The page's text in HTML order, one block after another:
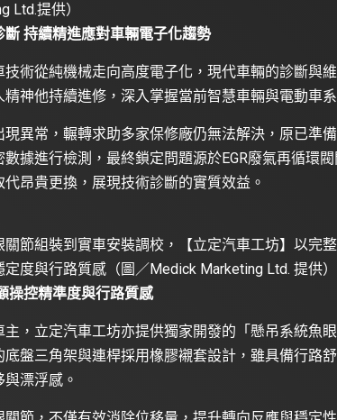
Ltd.提供）
持續精進應對車輛電子化趨勢
術從純機械走向高度電子化，現代車輛的診斷與
神他持續進修，深入掌握當前智慧車輛與電動車
現異常，輾轉求助多家保修廠仍無法解決，原已準
據進行檢測，最終鎖定問題源於EGR廢氣再循環
昂貴更換，展現技術診斷的實質效益。
節組裝到實車安裝調校，【立定汽車工坊】以完
度與行路質感（圖／Medick Marketing Ltd. 提供）
操控精準度與行路質感
，立定汽車工坊亦提供獨家開發的「懸吊系統魚
盤三角架與連桿採用橡膠襯套設計，雖具備行路
漂浮感。